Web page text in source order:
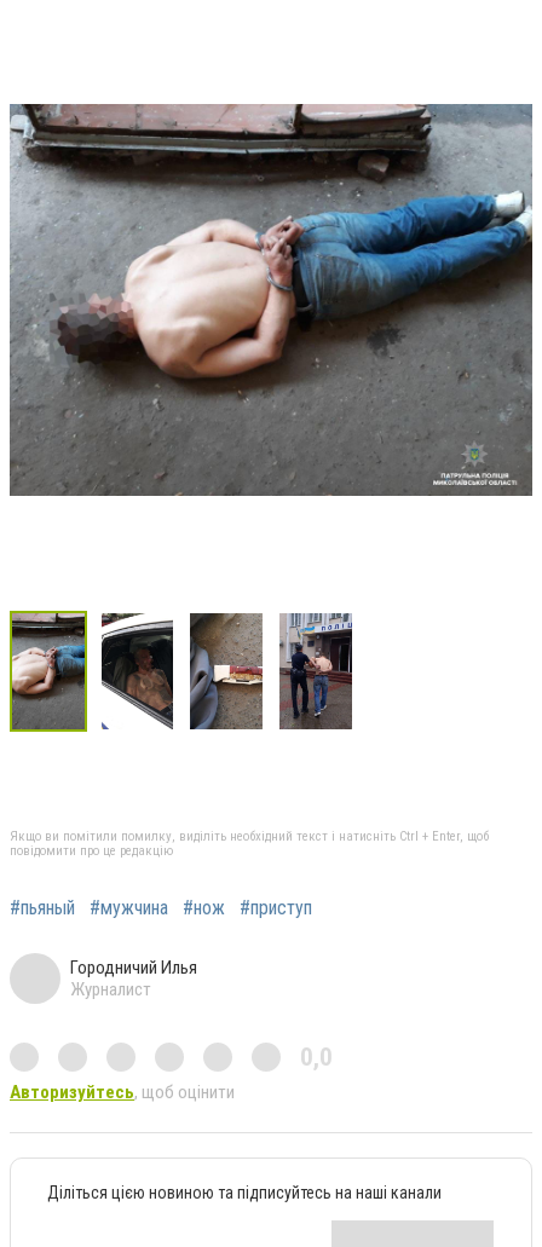
Якщо ви помітили помилку, виділіть необхідний текст і натисніть Ctrl + Enter, щоб
повідомити про це редакцію
#пьяный #мужчина #нож #приступ
Городничий Илья
Журналист
0,0
Авторизуйтесь, щоб оцінити
Діліться цією новиною та підписуйтесь на наші канали